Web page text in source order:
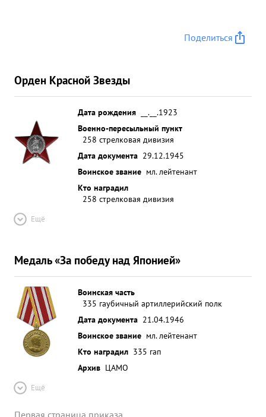
Поделиться
Орден Красной Звезды
Дата рождения
__.__.1923
Военно-пересыльный пункт
258 стрелковая дивизия
Дата документа 29.12.1945
Воинское звание мл. лейтенант
Кто наградил
258 стрелковая дивизия
Ещё
Медаль «За победу над Японией»
Воинская часть
335 гаубичный артиллерийский полк
Дата документа 21.04.1946
Воинское звание мл. лейтенант
Кто наградил 335 гап
Архив ЦАМО
Ещё
Первая страница приказа